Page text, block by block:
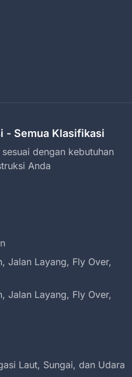
- Semua Klasifikasi
dengan kebutuhan
Anda
Jalan Layang, Fly Over,
Jalan Layang, Fly Over,
Laut, Sungai, dan Udara